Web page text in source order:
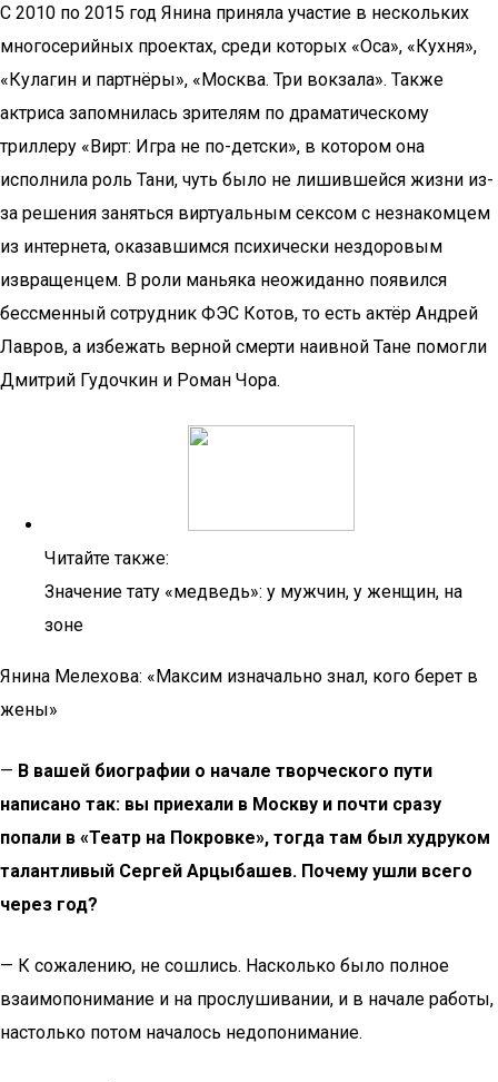
С 2010 по 2015 год Янина приняла участие в нескольких
многосерийных проектах, среди которых «Оса», «Кухня»,
«Кулагин и партнёры», «Москва. Три вокзала». Также
актриса запомнилась зрителям по драматическому
триллеру «Вирт: Игра не по-детски», в котором она
исполнила роль Тани, чуть было не лишившейся жизни из-
за решения заняться виртуальным сексом с незнакомцем
из интернета, оказавшимся психически нездоровым
извращенцем. В роли маньяка неожиданно появился
бессменный сотрудник ФЭС Котов, то есть актёр Андрей
Лавров, а избежать верной смерти наивной Тане помогли
Дмитрий Гудочкин и Роман Чора.
Читайте также:
Значение тату «медведь»: у мужчин, у женщин, на
зоне
Янина Мелехова: «Максим изначально знал, кого берет в
жены»
— В вашей биографии о начале творческого пути
написано так: вы приехали в Москву и почти сразу
попали в «Театр на Покровке», тогда там был худруком
талантливый Сергей Арцыбашев. Почему ушли всего
через год?
— К сожалению, не сошлись. Насколько было полное
взаимопонимание и на прослушивании, и в начале работы,
настолько потом началось недопонимание.